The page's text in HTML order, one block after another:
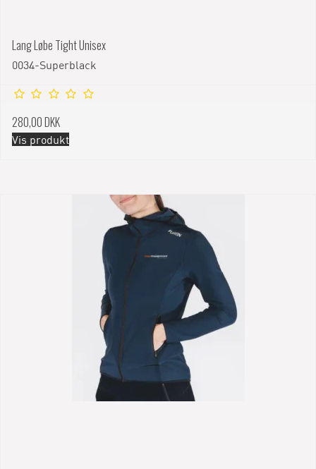
Lang Løbe Tight Unisex
0034-Superblack
280,00 DKK
Vis produkt